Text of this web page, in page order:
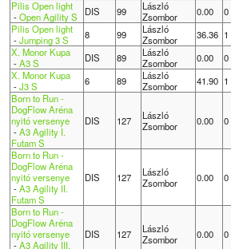
Pilis Open light
-Open Agility S DIS 99
László
Zsombor
0.00 0
Pilis Open light
-Jumping 3 S 8 99
László
Zsombor
36.36 1
X. Monor Kupa
-A3 S DIS 89
László
Zsombor
0.00 0
X. Monor Kupa
-J3 S 6 89
László
Zsombor
41.90 1
Born to Run -
DogFlow Aréna
nyitó versenye
-A3 Agility I.
Futam S
DIS 127
László
Zsombor
0.00 0
Born to Run -
DogFlow Aréna
nyitó versenye
-A3 Agility II.
Futam S
DIS 127
László
Zsombor
0.00 0
Born to Run -
DogFlow Aréna
nyitó versenye
-A3 Agility III.
DIS 127
László
Zsombor
0.00 0